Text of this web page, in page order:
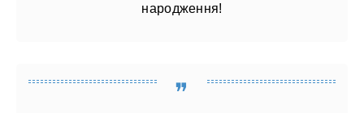
народження!